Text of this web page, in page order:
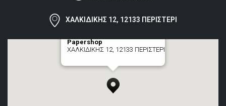
ΧΑΛΚΙΔΙΚΗΣ 12, 12133 ΠΕΡΙΣΤΕΡΙ
Papershop
ΧΑΛΚΙΔΙΚΗΣ 12, 12133 ΠΕΡΙΣΤΕΡΙ